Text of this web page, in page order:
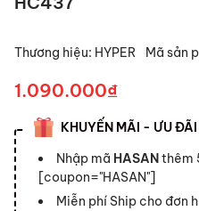
Thương hiệu: HYPER Mã sản
1.090.000₫
KHUYẾN MÃI - ƯU ĐÃI
Nhập mã HASAN thêm
[coupon="HASAN"]
Miễn phí Ship cho đơn